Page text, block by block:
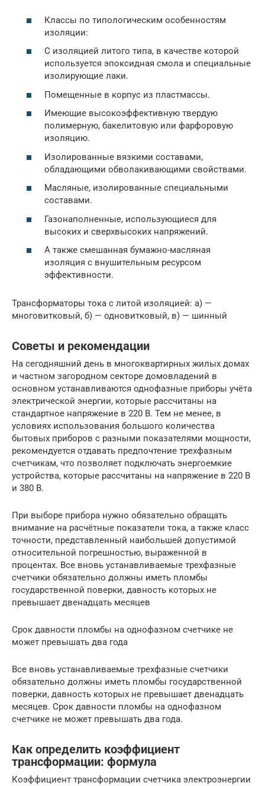
Классы по типологическим особенностям
изоляции:
С изоляцией литого типа, в качестве которой
используется эпоксидная смола и специальные
изолирующие лаки.
Помещенные в корпус из пластмассы.
Имеющие высокоэффективную твердую
полимерную, бакелитовую или фарфоровую
изоляцию.
Изолированные вязкими составами,
обладающими обволакивающими свойствами.
Масляные, изолированные специальными
составами.
Газонаполненные, использующиеся для
высоких и сверхвысоких напряжений.
А также смешанная бумажно-масляная
изоляция с внушительным ресурсом
эффективности.
Трансформаторы тока с литой изоляцией: а) —
многовитковый, б) — одновитковый, в) — шинный
Советы и рекомендации
На сегодняшний день в многоквартирных жилых домах
и частном загородном секторе домовладений в
основном устанавливаются однофазные приборы учёта
электрической энергии, которые рассчитаны на
стандартное напряжение в 220 В. Тем не менее, в
условиях использования большого количества
бытовых приборов с разными показателями мощности,
рекомендуется отдавать предпочтение трехфазным
счетчикам, что позволяет подключать энергоемкие
устройства, которые рассчитаны на напряжение в 220 В
и 380 В.
При выборе прибора нужно обязательно обращать
внимание на расчётные показатели тока, а также класс
точности, представленный наибольшей допустимой
относительной погрешностью, выраженной в
процентах. Все вновь устанавливаемые трехфазные
счетчики обязательно должны иметь пломбы
государственной поверки, давность которых не
превышает двенадцать месяцев
Срок давности пломбы на однофазном счетчике не
может превышать два года
Все вновь устанавливаемые трехфазные счетчики
обязательно должны иметь пломбы государственной
поверки, давность которых не превышает двенадцать
месяцев. Срок давности пломбы на однофазном
счетчике не может превышать два года.
Как определить коэффициент
трансформации: формула
Коэффициент трансформации счетчика электроэнергии